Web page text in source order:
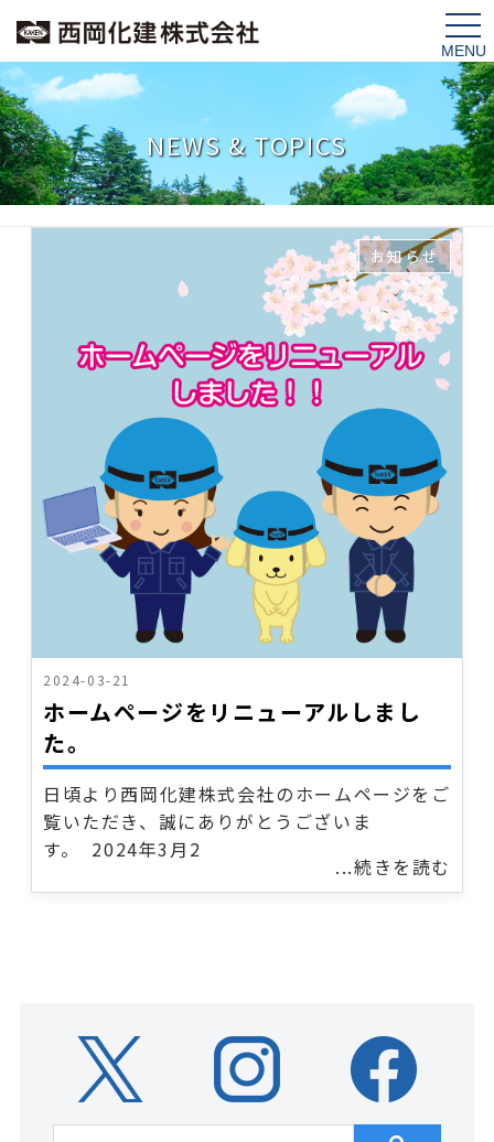
NEWS & TOPICS
2024-03-21
ホームページをリニューアルしまし
た。
お知らせ
日頃より西岡化建株式会社のホームページをご
覧いただき、誠にありがとうございま
す。 2024年3月2
...続きを読む